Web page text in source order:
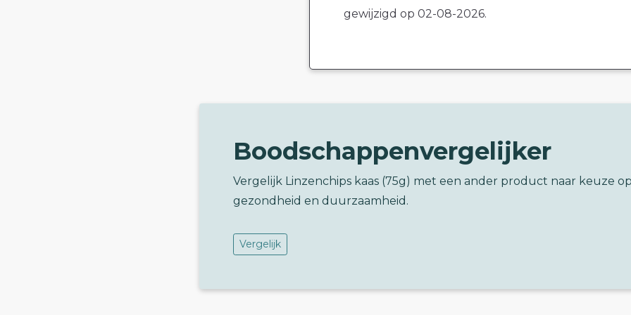
gewijzigd op 02-08-2026.
Boodschappenvergelijker
Vergelijk Linzenchips kaas (75g) met een ander product naar keuze
gezondheid en duurzaamheid.
Vergelijk